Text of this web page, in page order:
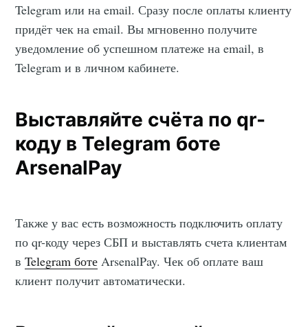
Telegram или на email. Сразу после оплаты клиенту
придёт чек на email. Вы мгновенно получите
уведомление об успешном платеже на email, в
Telegram и в личном кабинете.
Выставляйте счёта по qr-
коду в Telegram боте
ArsenalPay
Также у вас есть возможность подключить оплату
по qr-коду через СБП и выставлять счета клиентам
вTelegram боте ArsenalPay. Чек об оплате ваш
клиент получит автоматически.